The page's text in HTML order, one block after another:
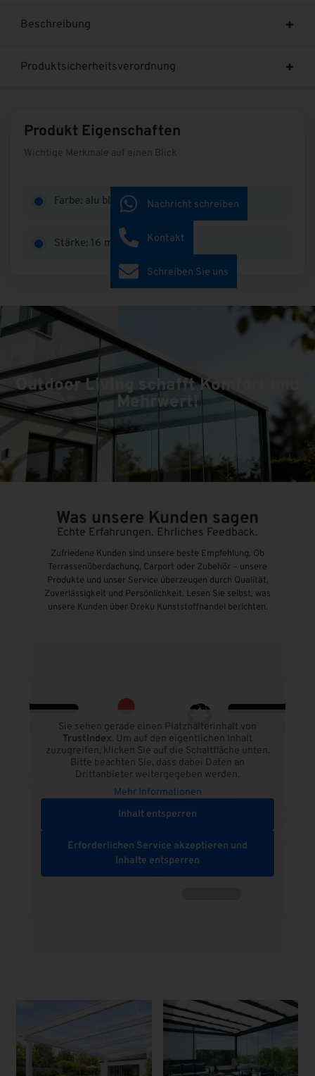
Beschreibung
Produktsicherheitsverordnung
Produkt Eigenschaften
Wichtige Merkmale auf einen Blick
Farbe: alu blank
Stärke: 16 mm
Outdoor Living schafft Komfort und
Mehrwert!
Was unsere Kunden sagen
Echte Erfahrungen. Ehrliches Feedback.
Zufriedene Kunden sind unsere beste Empfehlung. Ob
Terrassenüberdachung, Carport oder Zubehör – unsere
Produkte und unser Service überzeugen durch Qualität,
Zuverlässigkeit und Persönlichkeit. Lesen Sie selbst, was
unsere Kunden über Dreku Kunststoffhandel berichten.
Sie sehen gerade einen Platzhalterinhalt von
TrustIndex. Um auf den eigentlichen Inhalt
zuzugreifen, klicken Sie auf die Schaltfläche unten.
Bitte beachten Sie, dass dabei Daten an
Drittanbieter weitergegeben werden.
Mehr Informationen
Inhalt entsperren
Erforderlichen Service akzeptieren und
Inhalte entsperren
Nachricht schreiben
Kontakt
Schreiben Sie uns